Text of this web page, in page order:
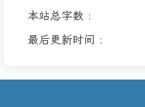
本站总字数 :
最后更新时间 :